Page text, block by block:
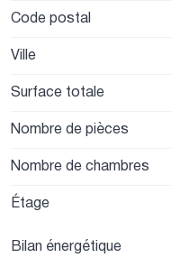
Code postal
Ville
Surface totale
Nombre de pièces
Nombre de chambres
Étage
Bilan énergétique